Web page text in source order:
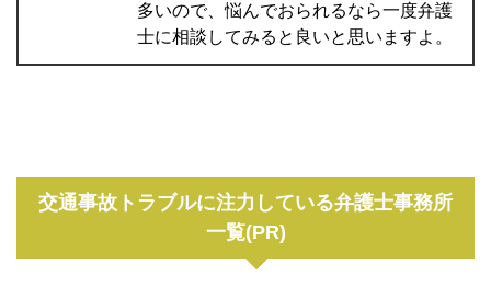
多いので、悩んでおられるなら一度弁護
士に相談してみると良いと思いますよ。
交通事故トラブルに注力している弁護士事務所
一覧(PR)